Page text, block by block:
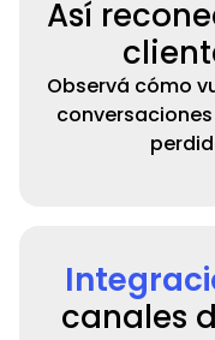
Así
Observá cómo
canales